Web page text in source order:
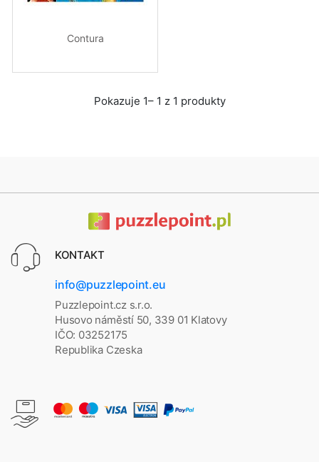
Contura
Pokazuje 1– 1 z 1 produkty
KONTAKT
info@puzzlepoint.eu
Puzzlepoint.cz s.r.o.
Husovo náměstí 50, 339 01 Klatovy
IČO: 03252175
Republika Czeska